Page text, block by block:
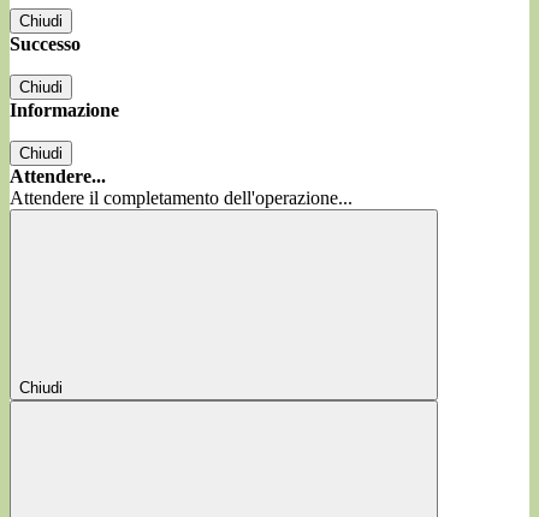
Chiudi
Successo
Chiudi
Informazione
Chiudi
Attendere...
Attendere il completamento dell'operazione...
Chiudi